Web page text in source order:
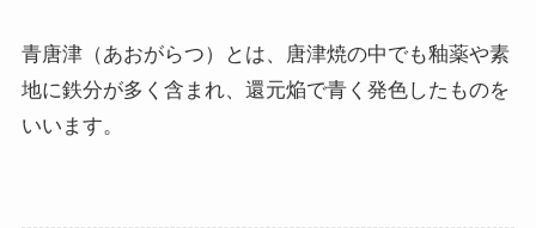
青唐津（あおがらつ）とは、唐津焼の中でも釉薬や素
地に鉄分が多く含まれ、還元焔で青く発色したものを
いいます。